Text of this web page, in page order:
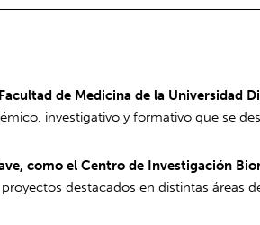
de Medicina de la Universidad
investigativo y formativo que se
como el Centro de Investigación
destacados en distintas áreas